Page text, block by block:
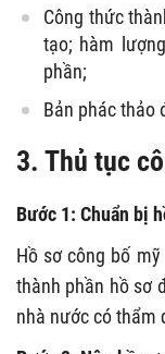
Công thức
tạo; hàm
phần;
Bản phác thảo
3. Thủ tục
Bước 1: Chuẩn bị
Hồ sơ công bố
thành phần hồ sơ
nhà nước có thẩm